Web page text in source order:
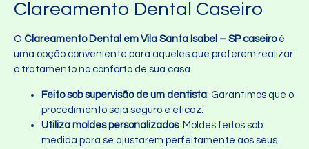
Clareamento Dental Caseiro
O Clareamento Dental em Vila Santa Isabel – SP caseiroé
uma opção conveniente para aqueles que preferem realizar
o tratamento no conforto de sua casa.
Feito sob supervisão de um dentista: Garantimos que o
procedimento seja seguro e eficaz.
Utiliza moldes personalizados: Moldes feitos sob
medida para se ajustarem perfeitamente aos seus